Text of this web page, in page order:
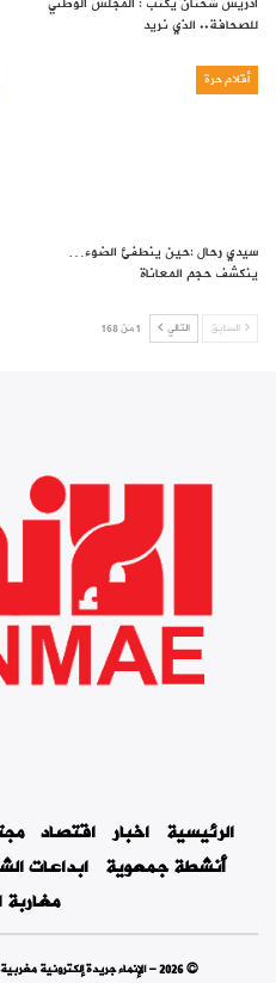
للصحافة.. الذي نريد
أقلام حرة
سيدي رحال :حين ينطفئ الضوء…
ينكشف حجم المعاناة
السابق التالي 1 من 168
الرئيسية اخبار اقتصاد
أنشطة جمعوية ابداعات
مغاربة
© 2026 - الإنماء جريدة إلكترونية مغربية. جميع الحقوق محفوظة لجريدة الانماء.